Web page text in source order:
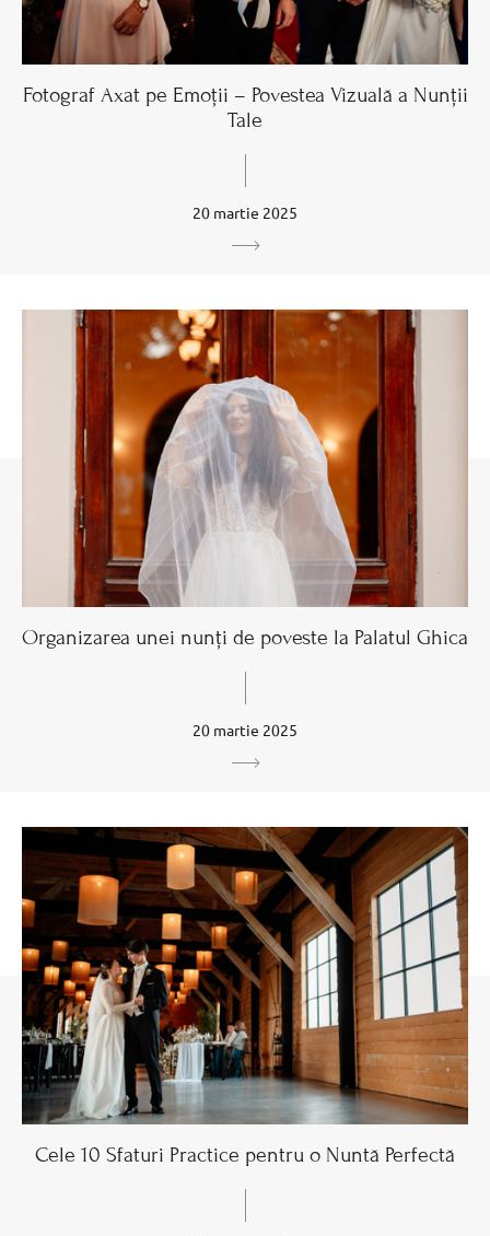
Fotograf Axat pe Emoții – Povestea Vizuală a Nunții
Tale
20 martie 2025
Organizarea unei nunți de poveste la Palatul Ghica
20 martie 2025
Cele 10 Sfaturi Practice pentru o Nuntă Perfectă